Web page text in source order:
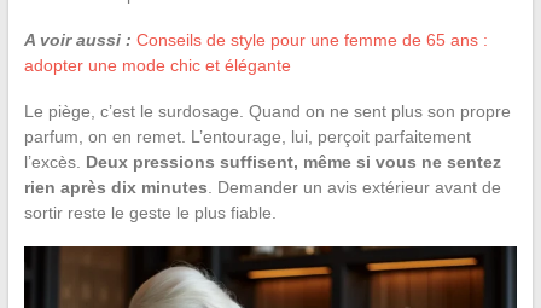
A voir aussi : Conseils de style pour une femme de 65 ans :
adopter une mode chic et élégante
Le piège, c’est le surdosage. Quand on ne sent plus son propre
parfum, on en remet. L’entourage, lui, perçoit parfaitement
l’excès. Deux pressions suffisent, même si vous ne sentez
rien après dix minutes . Demander un avis extérieur avant de
sortir reste le geste le plus fiable.